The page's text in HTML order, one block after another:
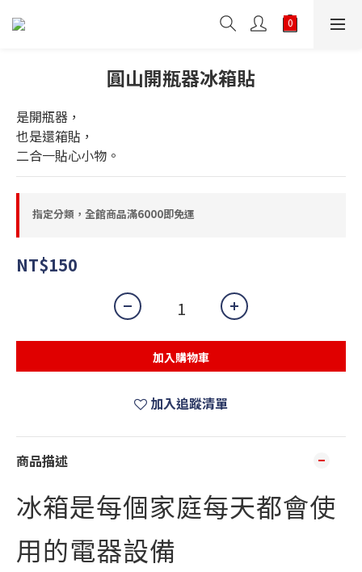
圓山開瓶器冰箱貼
是開瓶器，
也是還箱貼，
二合一貼心小物。
指定分類，全館商品滿6000即免運
NT$150
加入購物車
加入追蹤清單
商品描述
冰箱是每個家庭每天都會使
用的電器設備